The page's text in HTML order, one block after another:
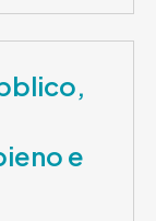
e